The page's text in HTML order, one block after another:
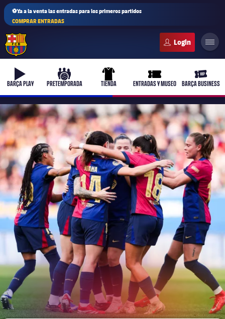
⚽Ya a la venta las entradas para los primeros partidos
COMPRAR ENTRADAS
b-play
BARÇA PLAY
culers-ball
PRETEMPORADA
uniform
TIENDA
ticket-full
ENTRADAS Y MUSEO
ticket-
BARÇA BUSINESS
plusicon
más
Junta Directiva
Estructura ejecutiva
plusicon
Barça Academy
plusicon
más